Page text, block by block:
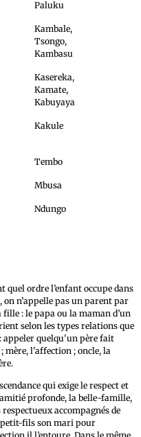
Paluku
Kambale,
Tsongo,
Kambasu
Kasereka,
Kamate,
Kabuyaya
Kakule
Tembo
Mbusa
Ndungo
quel ordre l’enfant occupe dans
on n’appelle pas un parent par
: le papa ou la maman d’un
selon les types relations que
appeler quelqu'un père fait
l'affection ; oncle, la
qui exige le respect et
profonde, la belle-famille,
accompagnés de
petit-fils son mari pour